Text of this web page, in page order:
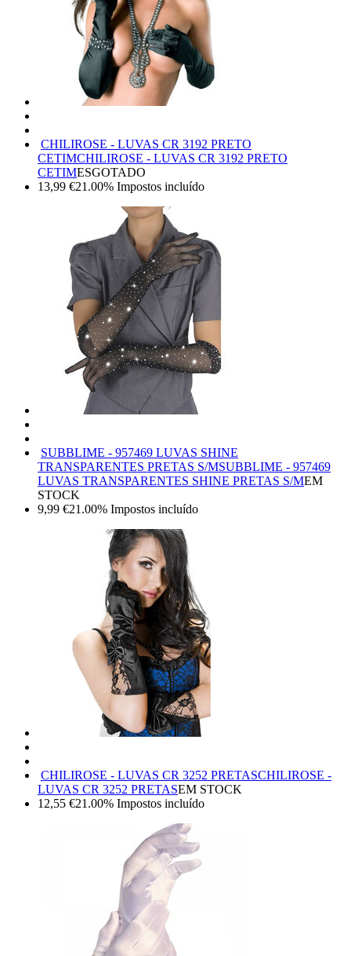
CHILIROSE - LUVAS CR 3192 PRETO
CETIMCHILIROSE - LUVAS CR 3192 PRETO
CETIMESGOTADO
13,99 €21.00% Impostos incluído
SUBBLIME - 957469 LUVAS SHINE
TRANSPARENTES PRETAS S/MSUBBLIME - 957469
LUVAS TRANSPARENTES SHINE PRETAS S/MEM
STOCK
9,99 €21.00% Impostos incluído
CHILIROSE - LUVAS CR 3252 PRETASCHILIROSE -
LUVAS CR 3252 PRETASEM STOCK
12,55 €21.00% Impostos incluído